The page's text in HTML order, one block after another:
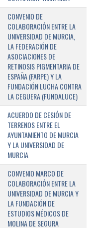
CONVENIO DE
COLABORACIÓN ENTRE LA
UNIVERSIDAD DE MURCIA,
LA FEDERACIÓN DE
ASOCIACIONES DE
RETINOSIS PIGMENTARIA DE
ESPAÑA (FARPE) Y LA
FUNDACIÓN LUCHA CONTRA
LA CEGUERA (FUNDALUCE)
ACUERDO DE CESIÓN DE
TERRENOS ENTRE EL
AYUNTAMIENTO DE MURCIA
Y LA UNIVERSIDAD DE
MURCIA
CONVENIO MARCO DE
COLABORACIÓN ENTRE LA
UNIVERSIDAD DE MURCIA Y
LA FUNDACIÓN DE
ESTUDIOS MÉDICOS DE
MOLINA DE SEGURA